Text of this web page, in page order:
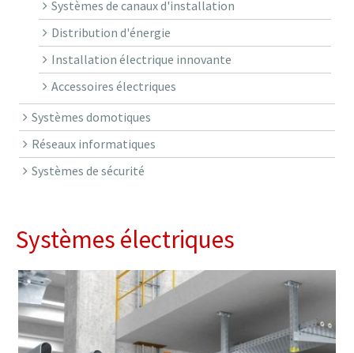
Systèmes de canaux d'installation
Distribution d'énergie
Installation électrique innovante
Accessoires électriques
Systèmes domotiques
Réseaux informatiques
Systèmes de sécurité
Systèmes électriques